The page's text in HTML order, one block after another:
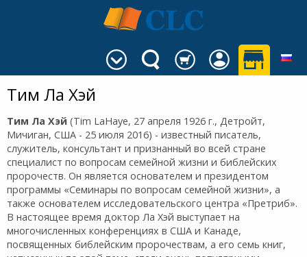
Тим Ла Хэй
Тим Ла Хэй (Tim LaHaye, 27 апреля 1926 г., Детройт,
Мичиган, США - 25 июля 2016) - известный писатель,
служитель, консультант и признанный во всей стране
специалист по вопросам семейной жизни и библейских
пророчеств. Он является основателем и президентом
программы «Семинары по вопросам семейной жизни», а
также основателем исследовательского центра «Претриб».
В настоящее время доктор Ла Хэй выступает на
многочисленных конференциях в США и Канаде,
посвященных библейским пророчествам, а его семь книг,